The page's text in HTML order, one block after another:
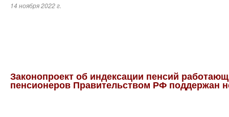
14 ноября 2022 г.
Законопроект об индексации пенсий
пенсионеров Правительством РФ поддержан